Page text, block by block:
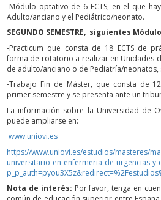
-Módulo optativo de 6 ECTS, en el que
Adulto/anciano y el Pediátrico/neonato.
SEGUNDO SEMESTRE, siguientes
-Practicum que consta de 18 ECTS de
forma de rotatorio a realizar en Unidades
de adulto/anciano o de Pediatría/
-Trabajo Fin de Máster, que consta de
primer semestre y se presenta ante un
La información sobre la Universidad de
puede ampliarse en:
www.uniovi.es
https://www.uniovi.es/estudios/masteres/
universitario-en-enfermeria-de-urgencias-
Nota de interés: Por favor, tenga en